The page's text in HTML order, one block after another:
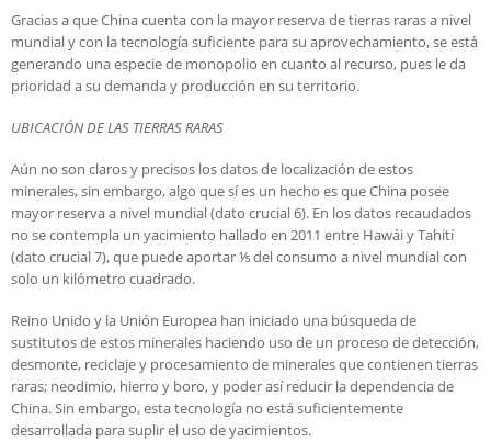
Gracias a que China cuenta con la mayor reserva de tierras raras a nivel
mundial y con la tecnología suficiente para su aprovechamiento, se está
generando una especie de monopolio en cuanto al recurso, pues le da
prioridad a su demanda y producción en su territorio.
UBICACIÓN DE LAS TIERRAS RARAS
Aún no son claros y precisos los datos de localización de estos
minerales, sin embargo, algo que sí es un hecho es que China posee
mayor reserva a nivel mundial (dato crucial 6). En los datos recaudados
no se contempla un yacimiento hallado en 2011 entre Hawái y Tahití
(dato crucial 7), que puede aportar ⅕ del consumo a nivel mundial con
solo un kilómetro cuadrado.
Reino Unido y la Unión Europea han iniciado una búsqueda de
sustitutos de estos minerales haciendo uso de un proceso de detección,
desmonte, reciclaje y procesamiento de minerales que contienen tierras
raras; neodimio, hierro y boro, y poder así reducir la dependencia de
China. Sin embargo, esta tecnología no está suficientemente
desarrollada para suplir el uso de yacimientos.